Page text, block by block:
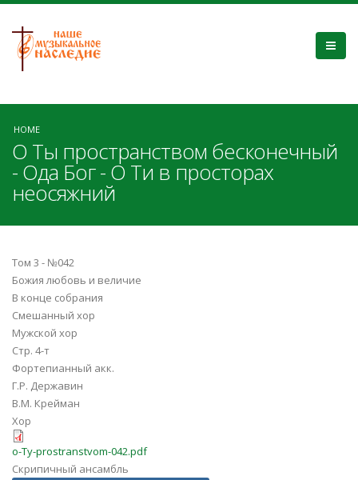
HOME
О Ты пространством бесконечный
- Ода Бог - О Ти в просторах
неосяжний
Том 3 - №042
Божия любовь и величие
В конце собрания
Смешанный хор
Мужской хор
Стр. 4-т
Фортепианный акк.
Г.Р. Державин
В.М. Крейман
Хор
o-Ty-prostranstvom-042.pdf
Скрипичный ансамбль